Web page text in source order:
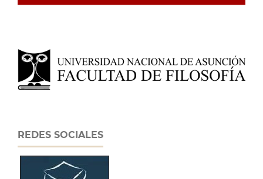
REDES SOCIALES